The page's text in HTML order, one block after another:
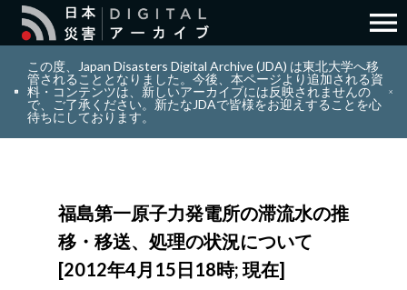
search 検索
layers コレクション
info_outline リソース
アバウト
menu
この度、Japan Disasters Digital Archive (JDA) は東北大学へ移
管されることとなりました。今後、本ページより追加される資
料・コンテンツは、新しいアーカイブには反映されませんの
で、ご了承ください。新たなJDAで皆様をお迎えすることを心
待ちにしております。
福島第一原子力発電所の滞流水の推
移・移送、処理の状況について
[2012年4月15日18時; 現在]